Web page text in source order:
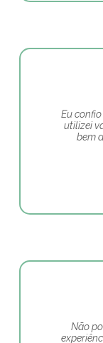
Eu
utilizei
bem
Não